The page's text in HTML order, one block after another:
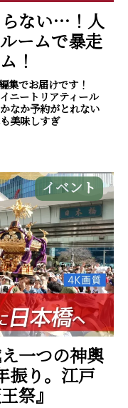
らない…！人
ームで暴走
！
集でお届けです！
ニートリアティール
なか予約がとれない
美味しすぎ
イベント
一つの神輿
振り。江戸
祭』